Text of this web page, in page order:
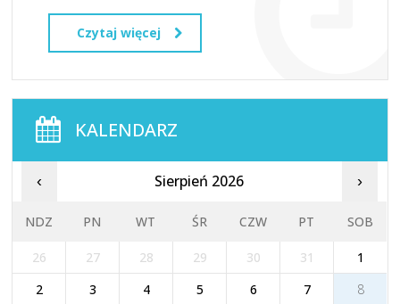
Czytaj więcej
KALENDARZ
‹ Sierpień 2026 ›
NDZ PN WT ŚR CZW PT SOB
26 27 28 29 30 31
1
2
3 4 5 6 7
8